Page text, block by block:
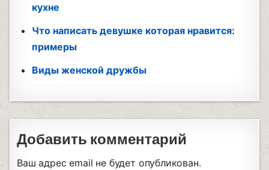
кухне
Что написать девушке которая нравится:
примеры
Виды женской дружбы
Добавить комментарий
Ваш адрес email не будет опубликован.